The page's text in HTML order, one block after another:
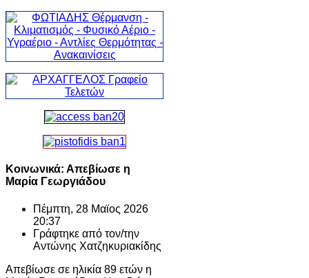
Κοινωνικά: Απεβίωσε η
Μαρία Γεωργιάδου
Πέμπτη, 28 Μαϊος 2026
20:37
Γράφτηκε από τον/την
Αντώνης Χατζηκυριακίδης
Απεβίωσε σε ηλικία 89 ετών η